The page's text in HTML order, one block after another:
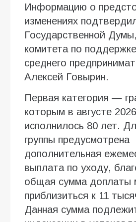
Информацию о
изменениях
Государственной
комитета по
среднего
Алексей Говырин.
Первая категория —
которым в августе
исполнилось 80 лет.
группы предусмотрена
дополнительная
выплата по уходу,
общая сумма доплаты
приблизиться к 11
Данная сумма